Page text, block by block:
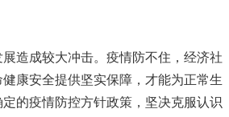
造成较大冲击。疫情防不住，经济社
康安全提供坚实保障，才能为正常生
的疫情防控方针政策，坚决克服认识